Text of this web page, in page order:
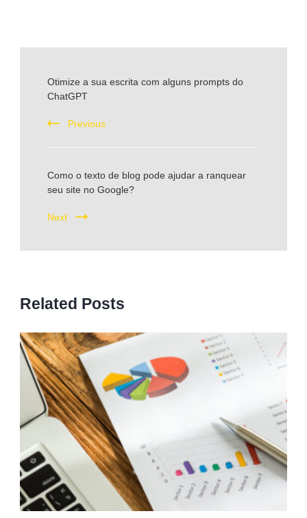
Navigation
Otimize a sua escrita com alguns prompts do
ChatGPT
Previous
Como o texto de blog pode ajudar a ranquear
seu site no Google?
Next
Related Posts